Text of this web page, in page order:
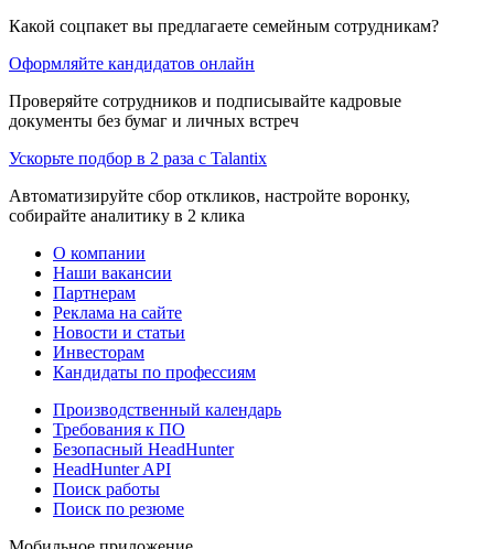
Какой соцпакет вы предлагаете семейным сотрудникам?
Оформляйте кандидатов онлайн
Проверяйте сотрудников и подписывайте кадровые
документы без бумаг и личных встреч
Ускорьте подбор в 2 раза с Talantix
Автоматизируйте сбор откликов, настройте воронку,
собирайте аналитику в 2 клика
О компании
Наши вакансии
Партнерам
Реклама на сайте
Новости и статьи
Инвесторам
Кандидаты по профессиям
Производственный календарь
Требования к ПО
Безопасный HeadHunter
HeadHunter API
Поиск работы
Поиск по резюме